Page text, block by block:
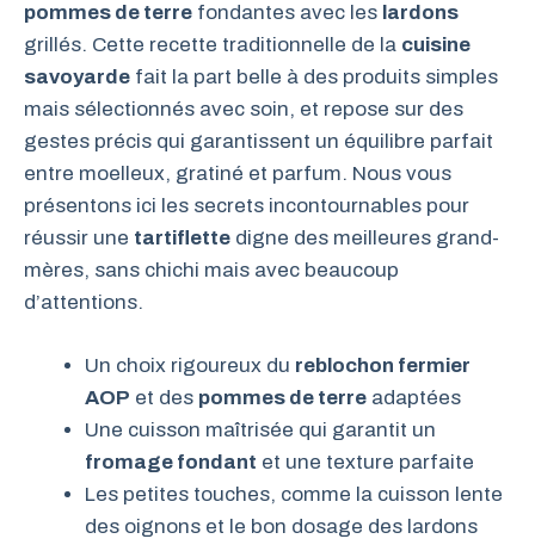
pommes de terre fondantes avec les lardons
grillés. Cette recette traditionnelle de la cuisine
savoyarde fait la part belle à des produits simples
mais sélectionnés avec soin, et repose sur des
gestes précis qui garantissent un équilibre parfait
entre moelleux, gratiné et parfum. Nous vous
présentons ici les secrets incontournables pour
réussir une tartiflette digne des meilleures grand-
mères, sans chichi mais avec beaucoup
d’attentions.
Un choix rigoureux du reblochon fermier
AOP et des pommes de terre adaptées
Une cuisson maîtrisée qui garantit un
fromage fondant et une texture parfaite
Les petites touches, comme la cuisson lente
des oignons et le bon dosage des lardons